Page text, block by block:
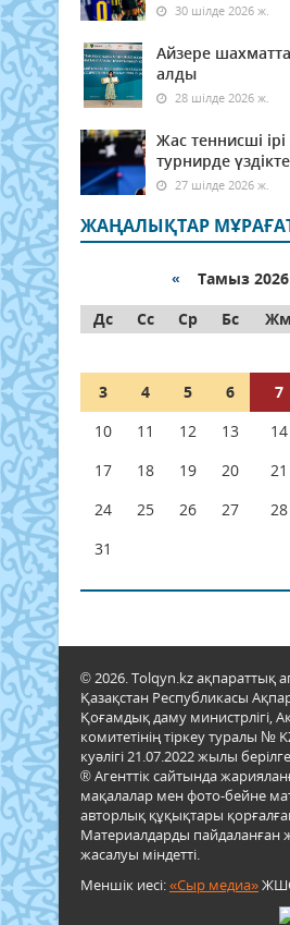
30 шілде 2026 ж.
Айзере
алды
28 шілде 2026 ж.
Жас теннисші
турнирде
27 шілде 2026 ж.
ЖАҢАЛЫҚТАР
« Тамыз
Дс
Сс Ср Бс Жм
3
4 5 6 7
10
11 12 13 14
17
18 19 20 21
24
25 26 27 28
31
© 2026. Tolqyn.kz ақпараттық
Қазақстан Республикасы
Қоғамдық даму министрлігі,
комитетінің тіркеу туралы №
куәлігі 21.07.2022 жылы
® Агенттік сайтында
мақалалар мен фото-бейне
авторлық құқықтары
Материалдарды пайдаланған
жасалуы міндетті.
Меншік иесі:«Сыр медиа»